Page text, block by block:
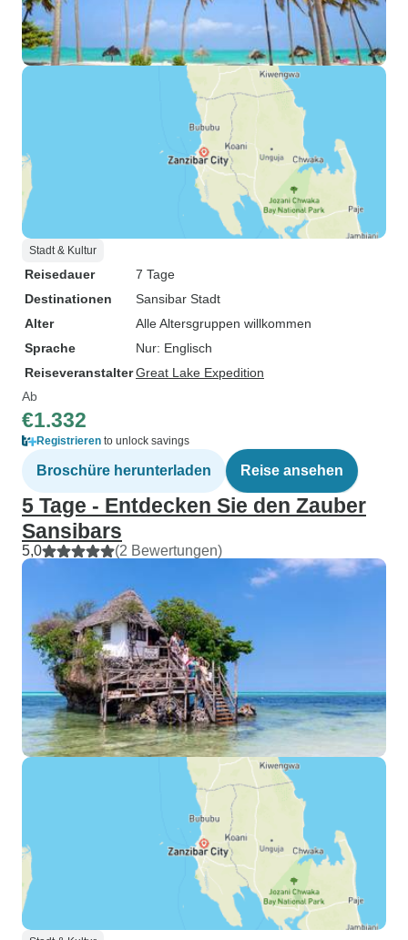
Stadt & Kultur
Reisedauer
7 Tage
Destinationen
Sansibar Stadt
Alter
Alle Altersgruppen willkommen
Sprache
Nur: Englisch
ReiseveranstalterGreat Lake Expedition
Ab
€1.332
Registrieren to unlock savings
Broschüre herunterladen Reise ansehen
5 Tage - Entdecken Sie den Zauber
Sansibars
5,0 (2 Bewertungen)